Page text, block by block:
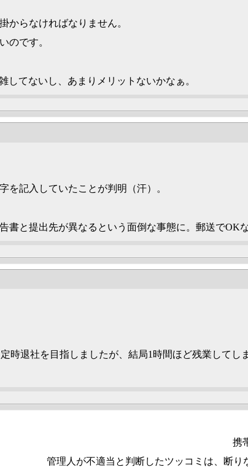
からなければなりません。
のです。
してないし、あまりメリットないかなぁ。
を記入していたことが判明（汗）。
書と提出先が異なるという面倒な事態に。郵送でOK
時退社を目指しましたが、結局1時間ほど残業してし
携
管理人が不適当と判断したツッコミは、断